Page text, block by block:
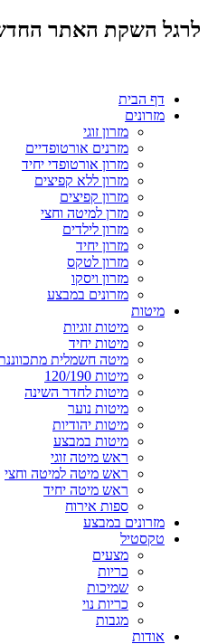
לרגל השקת האתר החדש
דף הבית
מזרונים
מזרון זוגי
מזרנים אורטופדיים
מזרון אורטופדי יחיד
מזרון ללא קפיצים
מזרון קפיצים
מזרן למיטה וחצי
מזרון לילדים
מזרון יחיד
מזרון לטקס
מזרון ויסקו
מזרונים במבצע
מיטות
מיטות זוגיות
מיטות יחיד
מיטה חשמלית
מיטות 120/190
מיטות לחדר השינה
מיטות נוער
מיטות יהודיות
מיטות במבצע
ראש מיטה זוגי
ראש מיטה למיטה וחצי
ראש מיטה יחיד
ספות אירוח
מזרונים במבצע
טקסטיל
מצעים
כריות
שמיכות
כריות נוי
מגבות
אודות